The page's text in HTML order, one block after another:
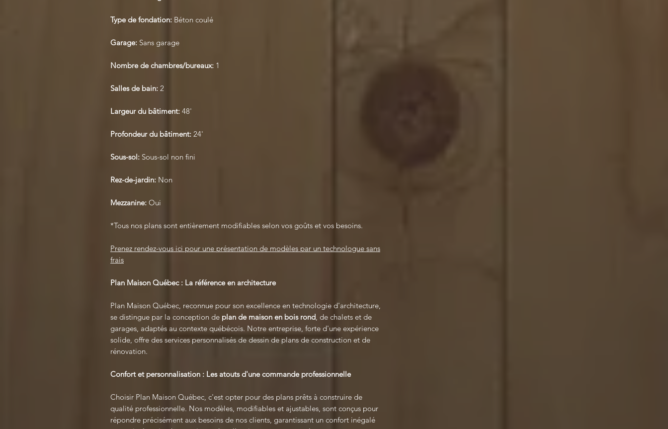
Type de fondation: Béton coulé
Garage: Sans garage
Nombre de chambres/bureaux: 1
Salles de bain: 2
Largeur du bâtiment: 48'
Profondeur du bâtiment: 24'
Sous-sol: Sous-sol non fini
Rez-de-jardin: Non
Mezzanine: Oui
*Tous nos plans sont entièrement modifiables selon vos goûts et vos besoins.
Prenez rendez-vous ici pour une présentation de modèles par un technologue sans
frais
Plan Maison Québec : La référence en architecture
Plan Maison Québec, reconnue pour son excellence en technologie d'architecture,
se distingue par la conception de plan de maison en bois rond, de chalets et de
garages, adaptés au contexte québécois. Notre entreprise, forte d'une expérience
solide, offre des services personnalisés de dessin de plans de construction et de
rénovation.
Confort et personnalisation : Les atouts d'une commande professionnelle
Choisir Plan Maison Québec, c'est opter pour des plans prêts à construire de
qualité professionnelle. Nos modèles, modifiables et ajustables, sont conçus pour
répondre précisément aux besoins de nos clients, garantissant un confort inégalé